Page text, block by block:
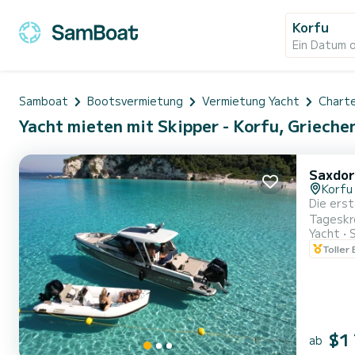
Korfu
Ein Datum
Samboat Bootsvermietung Vermietung Yacht
Yacht mieten mit Skipper - Korfu,
Korfu
Die
Tageskreuzfahrten im
Yacht
Toller
ab $1